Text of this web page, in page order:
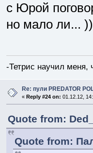
с Юрой
но мало ли... ))
-Тетрис научил меня,
Re: пули PREDATOR
« Reply #24 on: 01.12.12,
Quote from:
Quote from: